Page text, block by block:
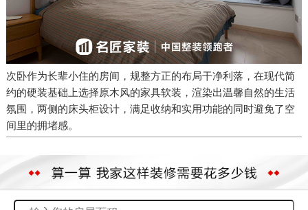
次卧作为长辈小住的房间，规整方正的布局干净利落，在现代简
约的硬装基础上选择原木风的家具软装，渲染出温馨自然的生活
氛围，两侧的床头柜设计，满足收纳和实用功能的同时避免了空
间里的拥堵感。